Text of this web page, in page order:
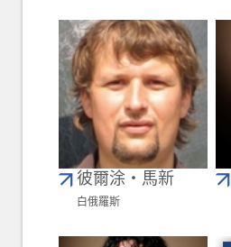
彼爾涂‧馬新
白俄羅斯